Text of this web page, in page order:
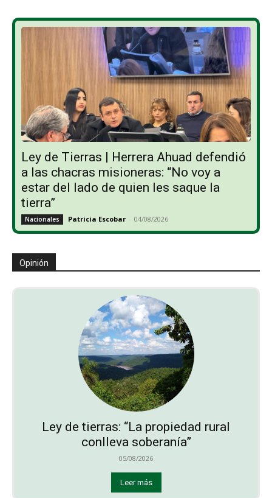
Ley de Tierras | Herrera Ahuad defendió
a las chacras misioneras: “No voy a
estar del lado de quien les saque la
tierra”
Nacionales Patricia Escobar - 04/08/2026
Opinión
Ley de tierras: “La propiedad rural
conlleva soberanía”
05/08/2026
Leer más